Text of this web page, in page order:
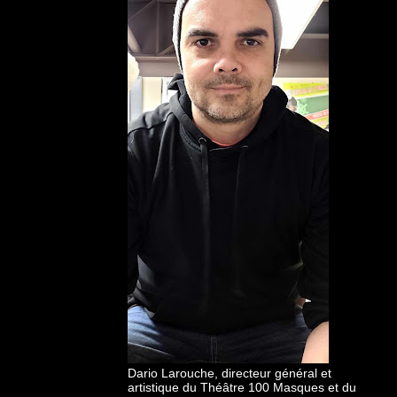
Dario Larouche, directeur général et
artistique du Théâtre 100 Masques et du